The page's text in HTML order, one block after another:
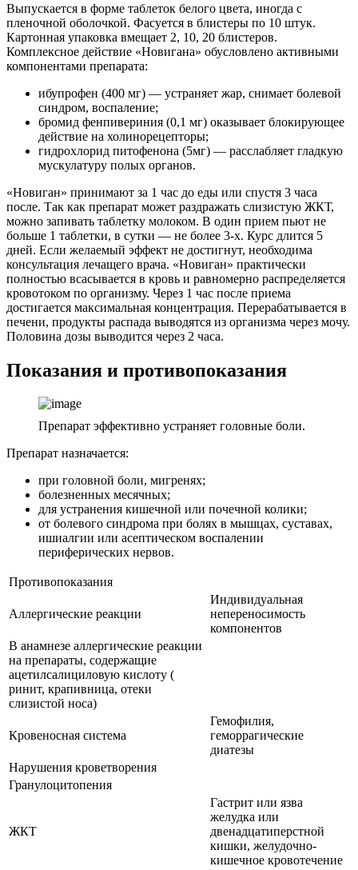
Выпускается в форме таблеток белого цвета, иногда с
пленочной оболочкой. Фасуется в блистеры по 10 штук.
Картонная упаковка вмещает 2, 10, 20 блистеров.
Комплексное действие «Новигана» обусловлено активными
компонентами препарата:
ибупрофен (400 мг) — устраняет жар, снимает болевой
синдром, воспаление;
бромид фенпивериния (0,1 мг) оказывает блокирующее
действие на холинорецепторы;
гидрохлорид питофенона (5мг) — расслабляет гладкую
мускулатуру полых органов.
«Новиган» принимают за 1 час до еды или спустя 3 часа
после. Так как препарат может раздражать слизистую ЖКТ,
можно запивать таблетку молоком. В один прием пьют не
больше 1 таблетки, в сутки — не более 3-х. Курс длится 5
дней. Если желаемый эффект не достигнут, необходима
консультация лечащего врача. «Новиган» практически
полностью всасывается в кровь и равномерно распределяется
кровотоком по организму. Через 1 час после приема
достигается максимальная концентрация. Перерабатывается в
печени, продукты распада выводятся из организма через мочу.
Половина дозы выводится через 2 часа.
Показания и противопоказания
Препарат эффективно устраняет головные боли.
Препарат назначается:
при головной боли, мигренях;
болезненных месячных;
для устранения кишечной или почечной колики;
от болевого синдрома при болях в мышцах, суставах,
ишиалгии или асептическом воспалении
периферических нервов.
Противопоказания
Аллергические реакции
Индивидуальная
непереносимость
компонентов
В анамнезе аллергические реакции
на препараты, содержащие
ацетилсалициловую кислоту (
ринит, крапивница, отеки
слизистой носа)
Кровеносная система
Гемофилия,
геморрагические
диатезы
Нарушения кроветворения
Гранулоцитопения
ЖКТ
Гастрит или язва
желудка или
двенадцатиперстной
кишки, желудочно-
кишечное кровотечение